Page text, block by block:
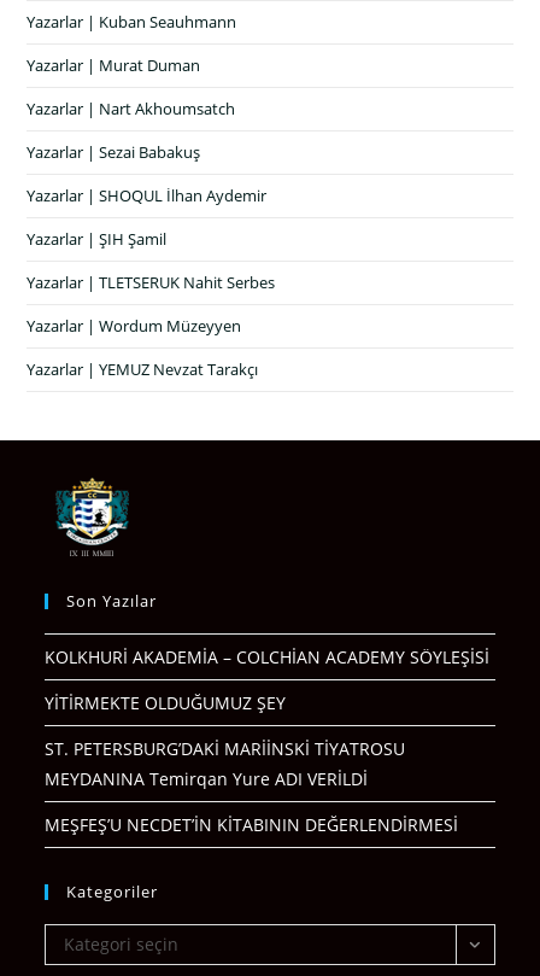
Yazarlar | Kuban Seauhmann
Yazarlar | Murat Duman
Yazarlar | Nart Akhoumsatch
Yazarlar | Sezai Babakuş
Yazarlar | SHOQUL İlhan Aydemir
Yazarlar | ŞIH Şamil
Yazarlar | TLETSERUK Nahit Serbes
Yazarlar | Wordum Müzeyyen
Yazarlar | YEMUZ Nevzat Tarakçı
Son Yazılar
KOLKHURİ AKADEMİA – COLCHİAN ACADEMY SÖYLEŞİSİ
YİTİRMEKTE OLDUĞUMUZ ŞEY
ST. PETERSBURG’DAKİ MARİİNSKİ TİYATROSU
MEYDANINA Temirqan Yure ADI VERİLDİ
MEŞFEŞ’U NECDET’İN KİTABININ DEĞERLENDİRMESİ
Kategoriler
Kategoriler
Kategori seçin